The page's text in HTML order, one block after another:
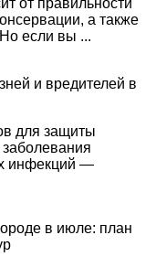
от правильности
а также
если вы ...
и вредителей в
для защиты
инфекций —
в июле: план